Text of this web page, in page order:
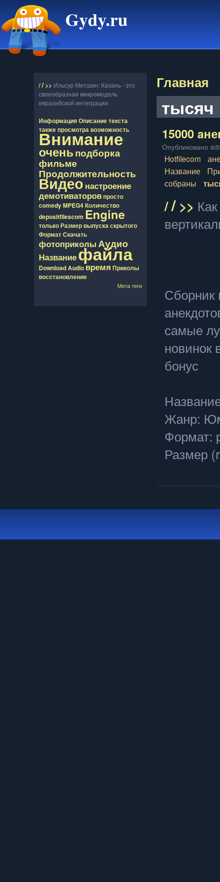
Gydy.ru
// >> Ильсур Метшин: Казань - это
своеобразная микромодель
евразийской интеграции
ИнформацияОписаниетекста
такжепросмотравозможность
Внимание
оченьподборка
фильме
Продолжительность
Видеонастроение
демотиваторовпросто
comedyMPEG4Количество
depositfilescom Engine
толькоРазмервыпускаскрытого
ФорматСкачать
фотоприколыАудио
Названиефайла
DownloadAudioвремя Приколы
восcтановление
Мета теги
Главная
тысяч
15000
Опубликовано
Hotfilecom
Название
собраны
// >>
Сборник
самые
новинок
бонус
Жанр:
Формат:
Размер